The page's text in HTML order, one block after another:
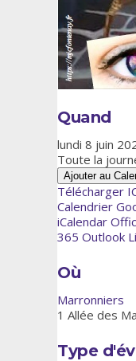
Quand
lundi 8 juin
Toute la
Ajouter au
Télécharger
Calendrier
iCalendar
365 Outlook
Où
Marronniers
1 Allée des
Type